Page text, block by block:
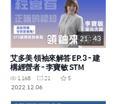
21 : 43
艾多美 領袖來解答 EP.3 - 建
構經營者 - 李寶敏 STM
1,168 21
5
2022.12.06